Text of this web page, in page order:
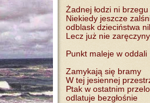
Żadnej łodzi ni brzegu
Niekiedy jeszcze
odblask dzieciństwa
Lecz już nie zaręczyny
Punkt maleje w oddali
Zamykają się bramy
W tej jesiennej
Ptak w ostatnim
odlatuje bezgłośnie